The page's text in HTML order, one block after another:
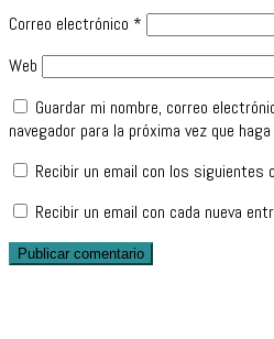
Correo electrónico *
Web
Guardar mi nombre, correo
navegador para la próxima vez que
Recibir un email con los
Recibir un email con cada nueva